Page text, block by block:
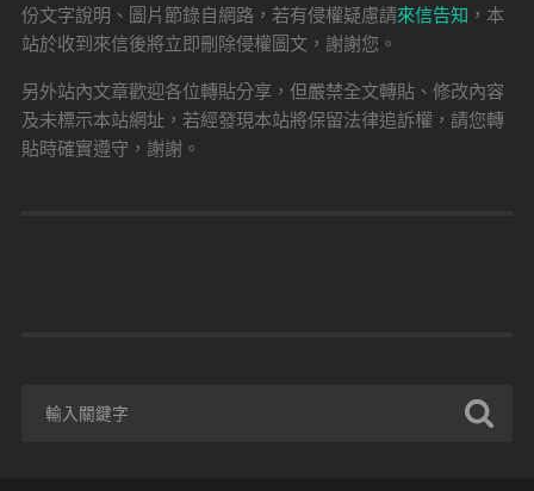
份文字說明、圖片節錄自網路，若有侵權疑慮請來信告知 ，本
站於收到來信後將立即刪除侵權圖文，謝謝您。
另外站內文章歡迎各位轉貼分享，但嚴禁全文轉貼、修改內容
及未標示本站網址，若經發現本站將保留法律追訴權，請您轉
貼時確實遵守，謝謝。